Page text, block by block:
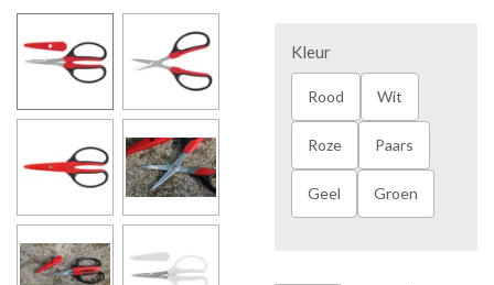
Kleur
Rood Wit
Roze Paars
Geel Groen